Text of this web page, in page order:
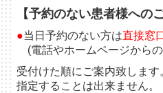
【予約のない患者様への
●当日予約のない方は直接窓
(電話やホームページから
受付けた順にご案内致しま
指定することは出来ません。